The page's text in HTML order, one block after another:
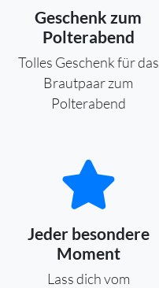
Geschenk zum
Polterabend
Tolles Geschenk für das
Brautpaar zum
Polterabend
Jeder besondere
Moment
Lass dich vom